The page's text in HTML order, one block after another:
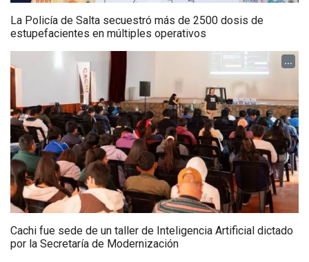
La Policía de Salta secuestró más de 2500 dosis de
estupefacientes en múltiples operativos
...
Cachi fue sede de un taller de Inteligencia Artificial dictado
por la Secretaría de Modernización